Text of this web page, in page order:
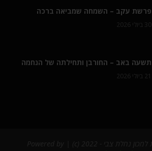
פרשת עקב – השמחה שמביאה ברכה
30 ביולי 2026
תשעה באב – החורבן ותחילתה של הנחמה
21 ביולי 2026